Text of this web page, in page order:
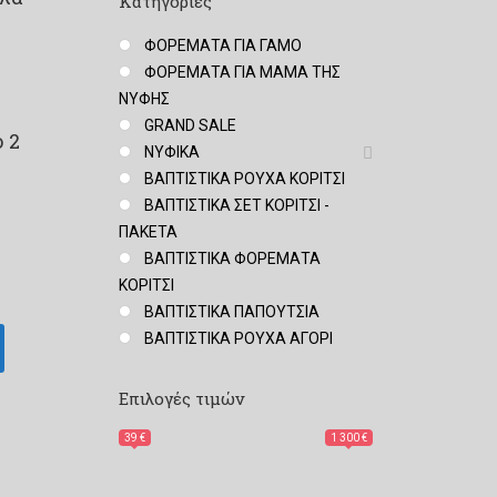
2
ΦΟΡΕΜΑΤΑ ΓΙΑ ΓΑΜΟ
ΦΟΡΕΜΑΤΑ ΓΙΑ ΜΑΜΑ ΤΗΣ
ΝΥΦΗΣ
GRAND SALE
ΝΥΦΙΚΑ
ΒΑΠΤΙΣΤΙΚΑ ΡΟΥΧΑ ΚΟΡΙΤΣΙ
ΒΑΠΤΙΣΤΙΚΑ ΣΕΤ ΚΟΡΙΤΣΙ -
ΠΑΚΕΤΑ
ΒΑΠΤΙΣΤΙΚΑ ΦΟΡΕΜΑΤΑ
ΚΟΡΙΤΣΙ
ΒΑΠΤΙΣΤΙΚΑ ΠΑΠΟΥΤΣΙΑ
ΒΑΠΤΙΣΤΙΚΑ ΡΟΥΧΑ ΑΓΟΡΙ
Επιλογές τιμών
39 € 1 300 €